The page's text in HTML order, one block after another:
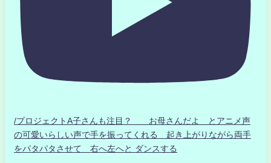
/プロジェクトA子さんも注目？ お母さんだよ とアニメ声
の可愛いらしい声で手を振ってくれる 起き上がりながら両手
をパタパタさせて 右へ左へと ダンスする